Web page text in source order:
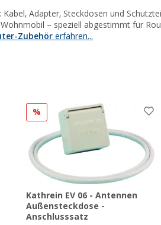
Adapter, Steckdosen und
– speziell abgestimmt für
Zubehör erfahren...
%
Kathrein EV 06 - Antennen
Außensteckdose -
Anschlusssatz